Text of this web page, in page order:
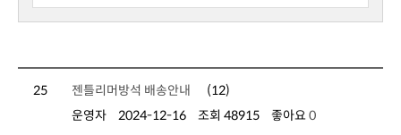
25 젠틀리머방석 배송안내
(12)
운영자
2024-12-16 조회 48915 좋아요 0